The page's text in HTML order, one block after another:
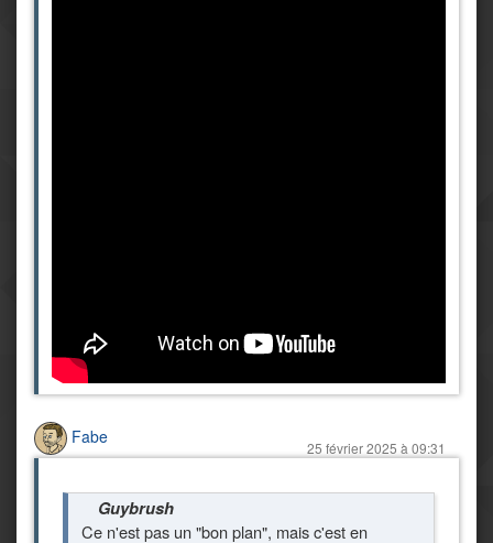
Fabe
25 février 2025 à 09:31
Guybrush
Ce n'est pas un "bon plan", mais c'est en